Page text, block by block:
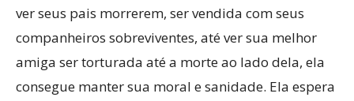
ver seus pais morrerem, ser vendida com seus
companheiros sobreviventes, até ver sua melhor
amiga ser torturada até a morte ao lado dela, ela
consegue manter sua moral e sanidade. Ela espera